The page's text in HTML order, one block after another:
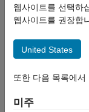
상태
웹사이트를 선택하
웹사이트를 권장합
United States
또한 다음 목록에
미주